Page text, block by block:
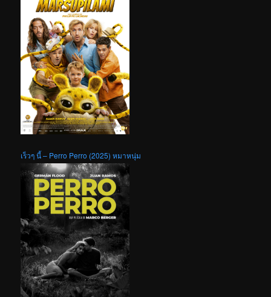
เร็วๆ นี้ – Perro Perro (2025) หมาหนุ่ม